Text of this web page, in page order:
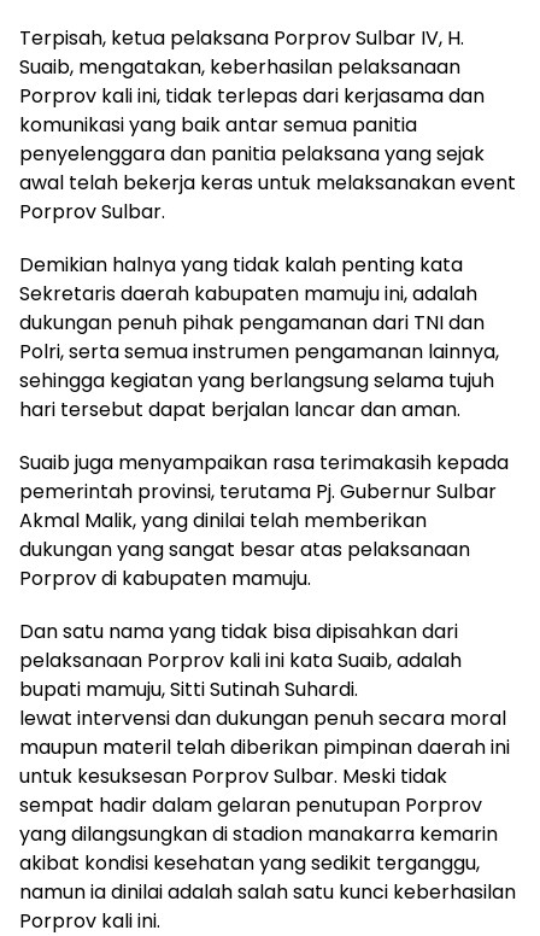
Terpisah, ketua pelaksana Porprov Sulbar IV, H.
Suaib, mengatakan, keberhasilan pelaksanaan
Porprov kali ini, tidak terlepas dari kerjasama dan
komunikasi yang baik antar semua panitia
penyelenggara dan panitia pelaksana yang sejak
awal telah bekerja keras untuk melaksanakan event
Porprov Sulbar.
Demikian halnya yang tidak kalah penting kata
Sekretaris daerah kabupaten mamuju ini, adalah
dukungan penuh pihak pengamanan dari TNI dan
Polri, serta semua instrumen pengamanan lainnya,
sehingga kegiatan yang berlangsung selama tujuh
hari tersebut dapat berjalan lancar dan aman.
Suaib juga menyampaikan rasa terimakasih kepada
pemerintah provinsi, terutama Pj. Gubernur Sulbar
Akmal Malik, yang dinilai telah memberikan
dukungan yang sangat besar atas pelaksanaan
Porprov di kabupaten mamuju.
Dan satu nama yang tidak bisa dipisahkan dari
pelaksanaan Porprov kali ini kata Suaib, adalah
bupati mamuju, Sitti Sutinah Suhardi.
lewat intervensi dan dukungan penuh secara moral
maupun materil telah diberikan pimpinan daerah ini
untuk kesuksesan Porprov Sulbar. Meski tidak
sempat hadir dalam gelaran penutupan Porprov
yang dilangsungkan di stadion manakarra kemarin
akibat kondisi kesehatan yang sedikit terganggu,
namun ia dinilai adalah salah satu kunci keberhasilan
Porprov kali ini.